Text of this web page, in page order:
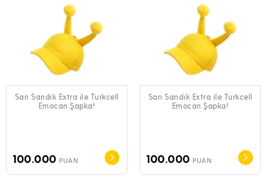
Sarı Sandık Extra ile Turkcell
Emocan Şapka!
100.000 PUAN
Sarı Sandık Extra ile Turkcell
Emocan Şapka!
100.000 PUAN